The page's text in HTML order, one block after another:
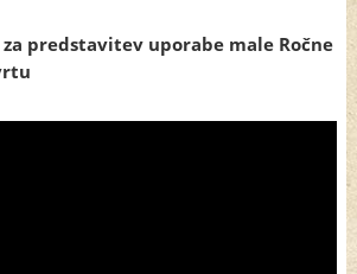
predstavitev uporabe male Ročne